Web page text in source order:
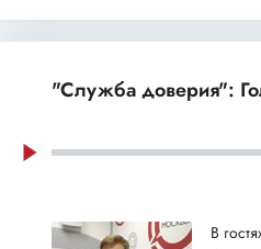
"Служба доверия":
В